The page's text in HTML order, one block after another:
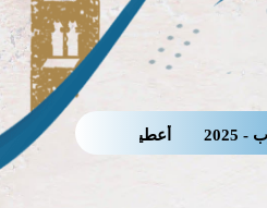
أعطينى لأشرب - Orlando 2025